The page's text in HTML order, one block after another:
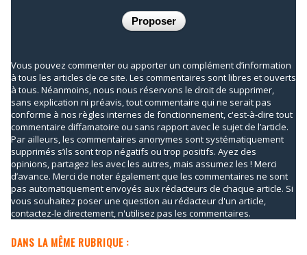
Vous pouvez commenter ou apporter un complément d’information
à tous les articles de ce site. Les commentaires sont libres et ouverts
à tous. Néanmoins, nous nous réservons le droit de supprimer,
sans explication ni préavis, tout commentaire qui ne serait pas
conforme à nos règles internes de fonctionnement, c'est-à-dire tout
commentaire diffamatoire ou sans rapport avec le sujet de l’article.
Par ailleurs, les commentaires anonymes sont systématiquement
supprimés s’ils sont trop négatifs ou trop positifs. Ayez des
opinions, partagez les avec les autres, mais assumez les ! Merci
d’avance. Merci de noter également que les commentaires ne sont
pas automatiquement envoyés aux rédacteurs de chaque article. Si
vous souhaitez poser une question au rédacteur d'un article,
contactez-le directement, n'utilisez pas les commentaires.
DANS LA MÊME RUBRIQUE :